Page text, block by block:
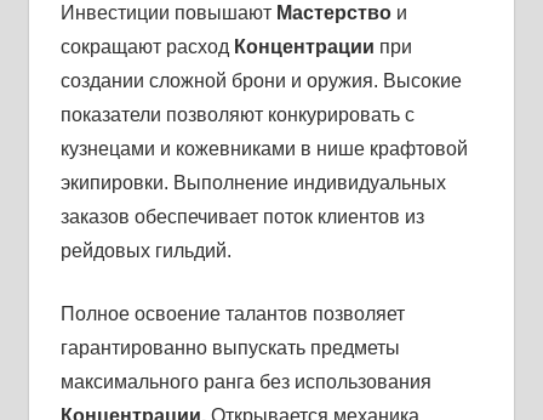
Инвестиции повышают Мастерствои
сокращают расход Концентрации при
создании сложной брони и оружия. Высокие
показатели позволяют конкурировать с
кузнецами и кожевниками в нише крафтовой
экипировки. Выполнение индивидуальных
заказов обеспечивает поток клиентов из
рейдовых гильдий.
Полное освоение талантов позволяет
гарантированно выпускать предметы
максимального ранга без использования
Концентрации.Открывается механика